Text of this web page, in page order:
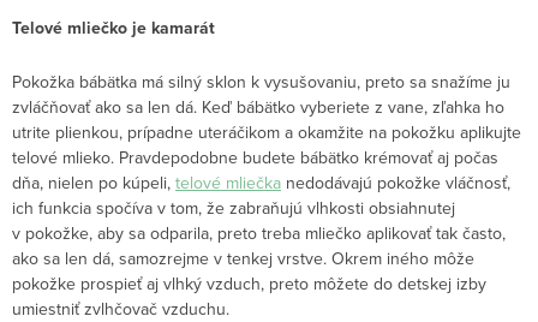
Telové mliečko je kamarát
Pokožka bábätka má silný sklon k vysušovaniu, preto sa snažíme ju
zvláčňovať ako sa len dá. Keď bábätko vyberiete z vane, zľahka ho
utrite plienkou, prípadne uteráčikom a okamžite na pokožku aplikujte
telové mlieko. Pravdepodobne budete bábätko krémovať aj počas
dňa, nielen po kúpeli, telové mliečka nedodávajú pokožke vláčnosť,
ich funkcia spočíva v tom, že zabraňujú vlhkosti obsiahnutej
v pokožke, aby sa odparila, preto treba mliečko aplikovať tak často,
ako sa len dá, samozrejme v tenkej vrstve. Okrem iného môže
pokožke prospieť aj vlhký vzduch, preto môžete do detskej izby
umiestniť zvlhčovač vzduchu.